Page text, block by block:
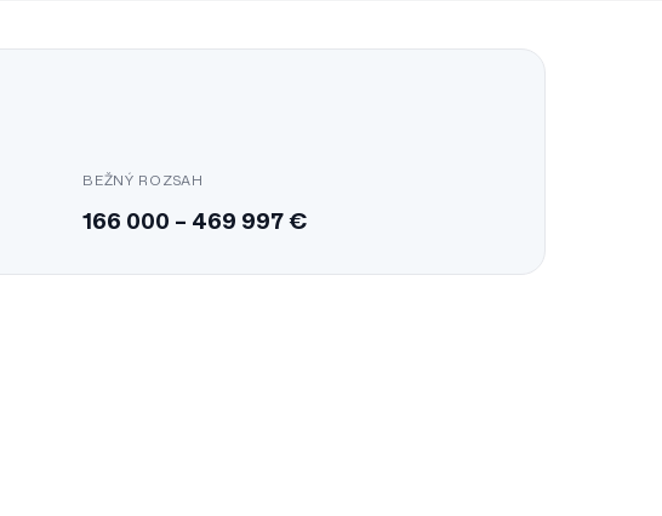
BEŽNÝ ROZSAH
166 000 – 469 997€